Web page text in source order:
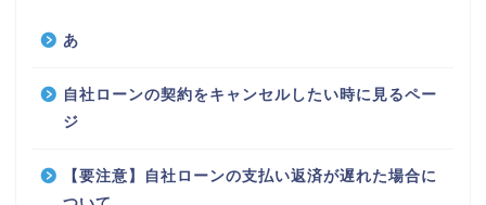
あ
自社ローンの契約をキャンセルしたい時に見るペー
ジ
【要注意】自社ローンの支払い返済が遅れた場合に